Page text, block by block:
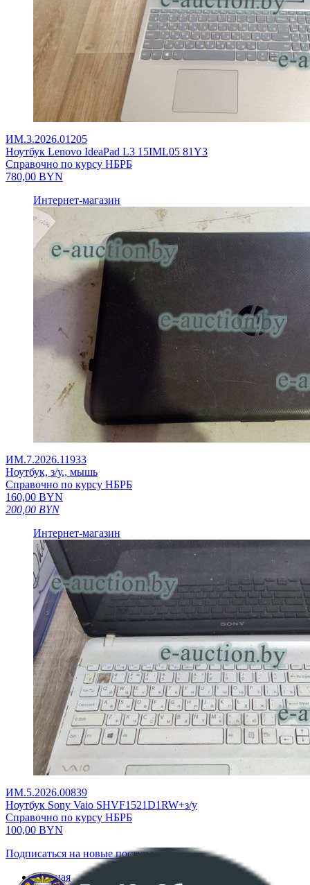
ИМ.3.2026.01205
Ноутбук Lenovo IdeaPad L3 15IML05 81Y3
Справочно по курсу НБРБ
780,00 BYN
Интернет-магазин
ИМ.7.2026.11933
Ноутбук, з/у., мышь
Справочно по курсу НБРБ
160,00 BYN
200,00 BYN
Интернет-магазин
ИМ.5.2026.00839
Ноутбук Sony Vaio SHVF1521D1RW+з/у
Справочно по курсу НБРБ
100,00 BYN
Подписаться на новые поступления
Главная